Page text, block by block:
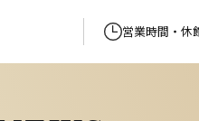
営業時間・休